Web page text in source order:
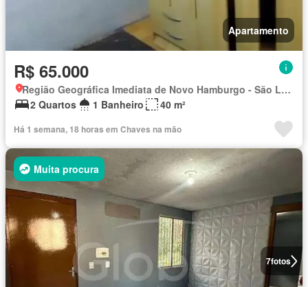
Apartamento
R$ 65.000
Região Geográfica Imediata de Novo Hamburgo - São Leopoldo, Região Metropolitana de Porto Alegre
2 Quartos
1 Banheiro 40 m²
Há 1 semana, 18 horas em Chaves na mão
7fotos
Muita procura